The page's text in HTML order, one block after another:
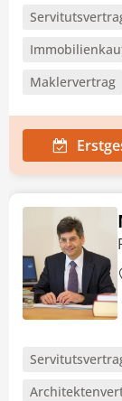
Maklervertrag